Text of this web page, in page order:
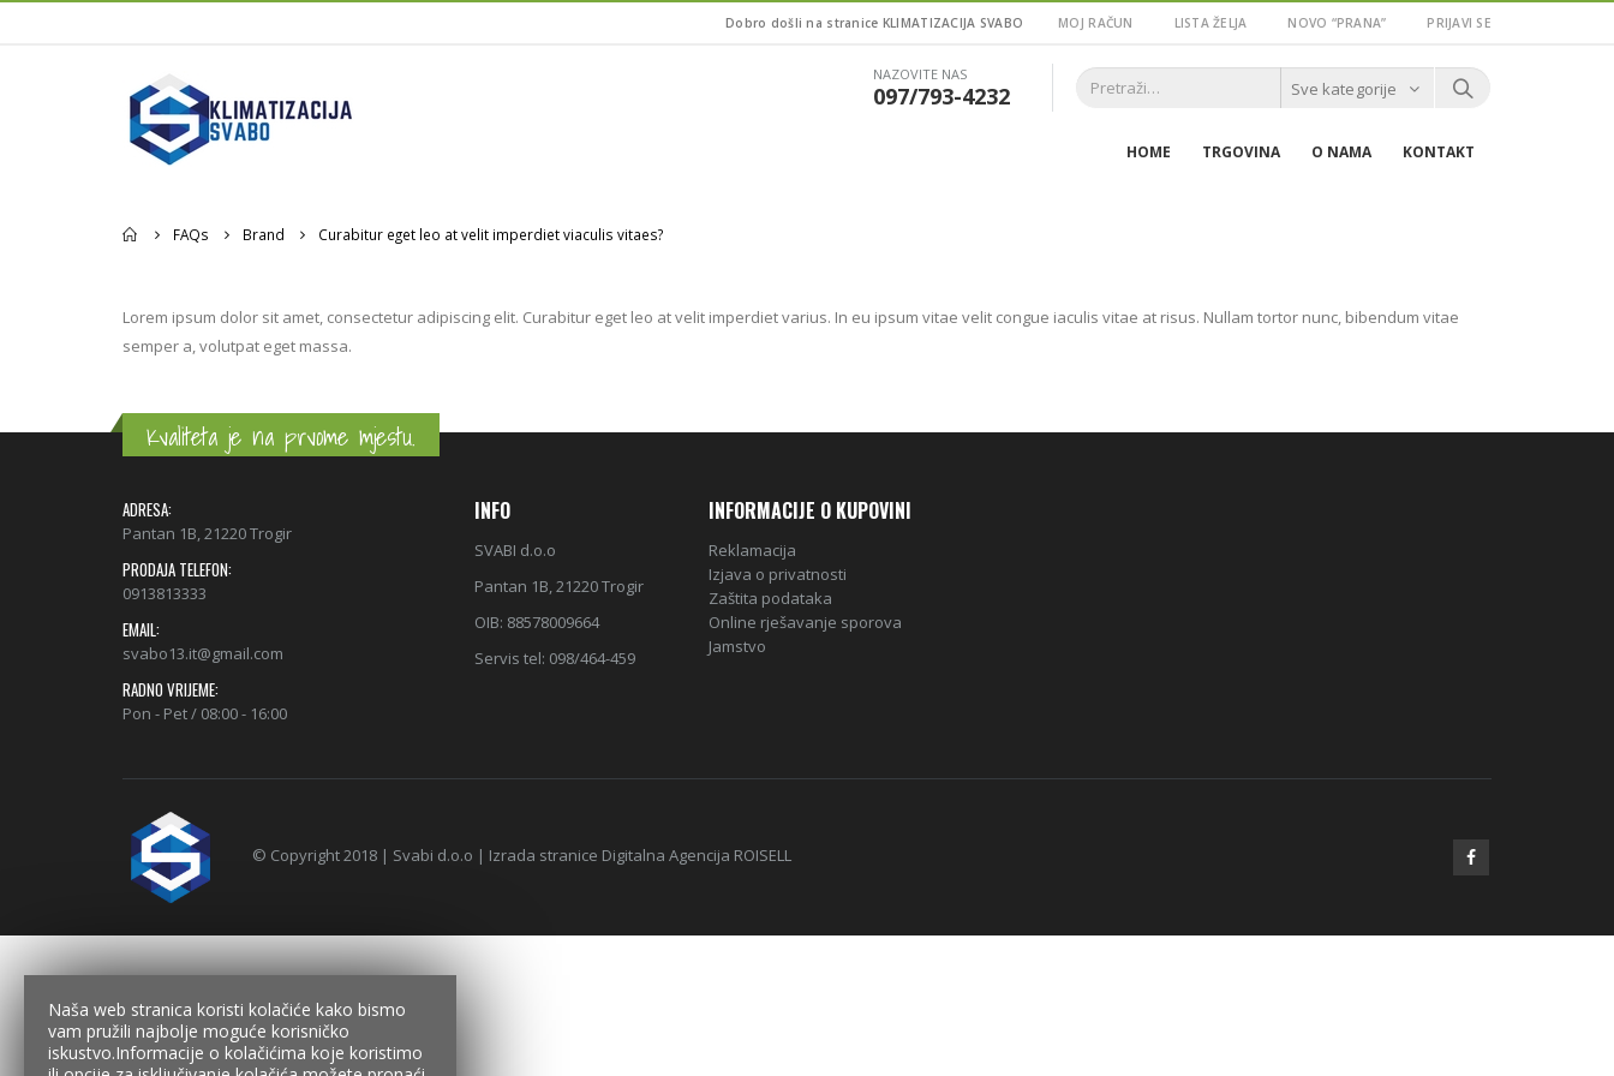
Dobro došli na stranice KLIMATIZACIJA SVABO MOJ RAČUN LISTA ŽELJA NOVO “PRANA” PRIJAVI SE
NAZOVITE NAS
097/793-4232 Sve kategorije
HOME TRGOVINA O NAMA KONTAKT
Home
FAQs Brand Curabitur eget leo at velit imperdiet viaculis vitaes?
Lorem ipsum dolor sit amet, consectetur adipiscing elit. Curabitur eget leo at velit imperdiet varius. In eu ipsum vitae velit congue iaculis vitae at risus. Nullam tortor nunc, bibendum vitae
semper a, volutpat eget massa.
Kvaliteta je na prvome mjestu.
ADRESA:
Pantan 1B, 21220 Trogir
PRODAJA TELEFON:
0913813333
EMAIL:
svabo13.it@gmail.com
RADNO VRIJEME:
Pon - Pet / 08:00 - 16:00
INFO
SVABI d.o.o
Pantan 1B, 21220 Trogir
OIB: 88578009664
Servis tel: 098/464-459
INFORMACIJE O KUPOVINI
Reklamacija
Izjava o privatnosti
Zaštita podataka
Online rješavanje sporova
Jamstvo
© Copyright 2018 | Svabi d.o.o | Izrada stranice Digitalna Agencija ROISELL
Naša web stranica koristi kolačiće kako bismo
vam pružili najbolje moguće korisničko
iskustvo.Informacije o kolačićima koje koristimo